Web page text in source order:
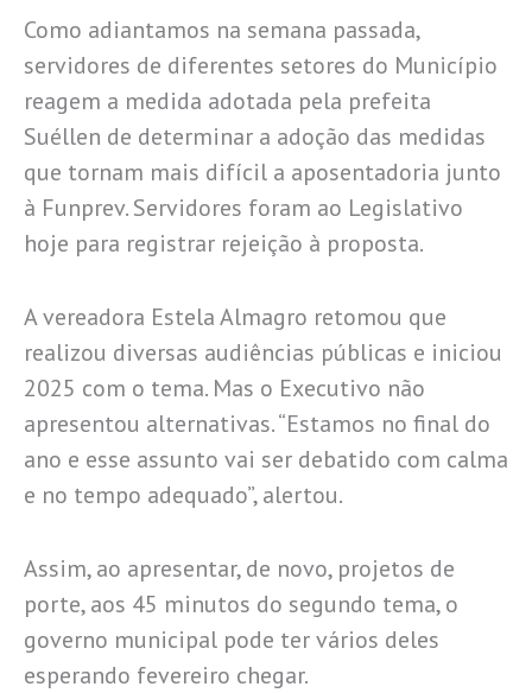
Como adiantamos na semana passada,
servidores de diferentes setores do Município
reagem a medida adotada pela prefeita
Suéllen de determinar a adoção das medidas
que tornam mais difícil a aposentadoria junto
à Funprev. Servidores foram ao Legislativo
hoje para registrar rejeição à proposta.
A vereadora Estela Almagro retomou que
realizou diversas audiências públicas e iniciou
2025 com o tema. Mas o Executivo não
apresentou alternativas. “Estamos no final do
ano e esse assunto vai ser debatido com calma
e no tempo adequado”, alertou.
Assim, ao apresentar, de novo, projetos de
porte, aos 45 minutos do segundo tema, o
governo municipal pode ter vários deles
esperando fevereiro chegar.